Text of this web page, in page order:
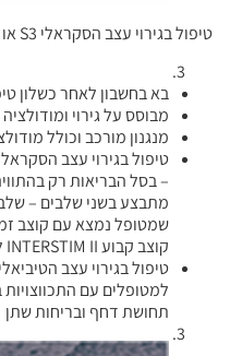
טיפול בגירוי עצב הסקראלי S3 או גירוי עצב הטיביאלי אחורי:
בא בחשבון לאחר כשלון
מבוסס על גירוי
מנגנון מורכב וכולל
– בסל הבריאות רק
מתבצע בשני שלבים – שלב
שמטופל נמצא עם קוצב
קוצב קבוע INTERSTIM II לתקופה של 5-7 שנים
טיפול בגירוי עצב
למטופלים עם
תחושת דחף ובריחות שתן